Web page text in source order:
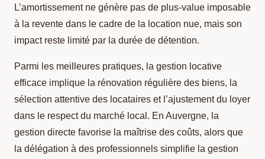
L’amortissement ne génère pas de plus-value imposable
à la revente dans le cadre de la location nue, mais son
impact reste limité par la durée de détention.
Parmi les meilleures pratiques, la gestion locative
efficace implique la rénovation régulière des biens, la
sélection attentive des locataires et l’ajustement du loyer
dans le respect du marché local. En Auvergne, la
gestion directe favorise la maîtrise des coûts, alors que
la délégation à des professionnels simplifie la gestion